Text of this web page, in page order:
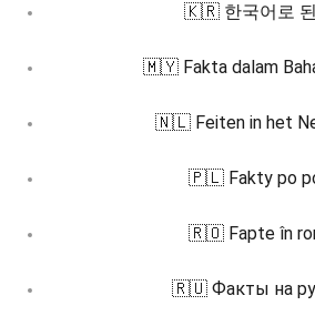
🇰🇷 한국어로
🇲🇾 Fakta dalam
🇳🇱 Feiten in het
🇵🇱 Fakty po
🇷🇴 Fapte în
🇷🇺 Факты на